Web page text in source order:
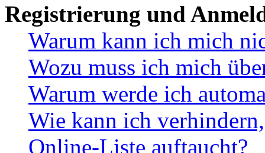
Registrierung und
Warum kann ich mich
Wozu muss ich mich
Warum werde ich
Wie kann ich
Online-Liste auftaucht?